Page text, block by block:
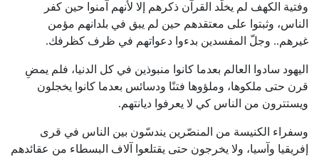
وفتية الكهف لم يخلّد القرآن ذكرهم إلا لأنهم آمنوا حين كفر
الناس، وثبتوا على معتقدهم حين لم يبق في بلدانهم مؤمن
غيرهم.. وجلّ المفسدين بدءوا دعواتهم في ظرف كظرفك.
اليهود سادوا العالم بعدما كانوا منبوذين في كل الدنيا، فلم يمضِ
قرن حتى ملكوها، وملؤوها فتنًا ودسائس بعدما كانوا يخجلون
ويستترون من الناس كي لا يعرفوا ديانتهم.
وسفراء الكنيسة من المنصّرين يندسّون بين الناس في قرى
إفريقيا وآسيا، ولا يخرجون حتى يقتلعوا آلاف البسطاء من عقائدهم